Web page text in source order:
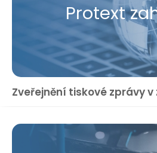
Protext
Zveřejnění tiskové zprávy